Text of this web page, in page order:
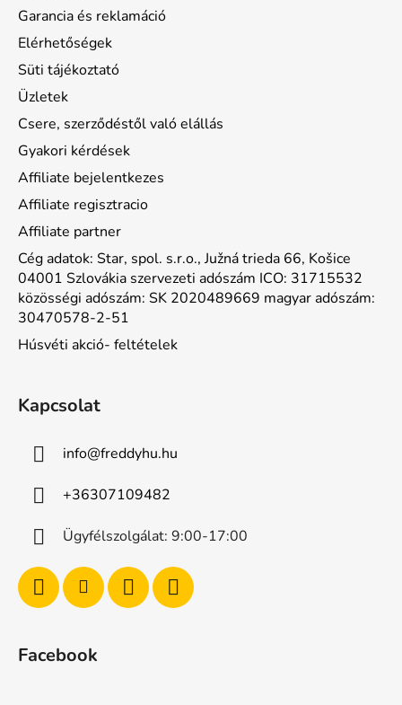
Garancia és reklamáció
Elérhetőségek
Süti tájékoztató
Üzletek
Csere, szerződéstől való elállás
Gyakori kérdések
Affiliate bejelentkezes
Affiliate regisztracio
Affiliate partner
Cég adatok: Star, spol. s.r.o., Južná trieda 66, Košice
04001 Szlovákia szervezeti adószám ICO: 31715532
közösségi adószám: SK 2020489669 magyar adószám:
30470578-2-51
Húsvéti akció- feltételek
Kapcsolat
info@freddyhu.hu
+36307109482
Ügyfélszolgálat: 9:00-17:00
Facebook